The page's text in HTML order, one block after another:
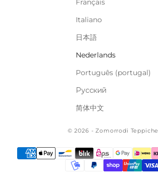
Italiano
日本語
Nederlands
Português (portugal)
Русский
简体中文
© 2026 - Zomorrodi Teppiche